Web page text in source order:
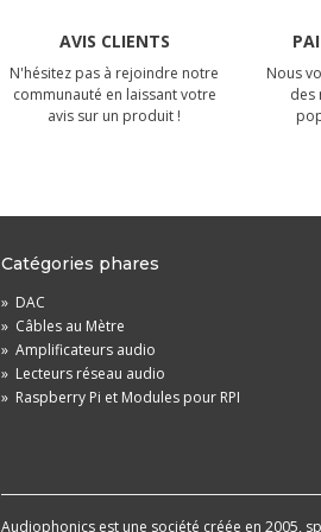
AVIS CLIENTS
N'hésitez pas à rejoindre notre
communauté en laissant votre
avis sur un produit !
Nous
des
Catégories phares
» DAC
» Câbles au Mètre
» Amplificateurs audio
» Lecteurs réseau audio
» Raspberry Pi et Modules pour RPI
Audiophonics est une société créée en 2005,